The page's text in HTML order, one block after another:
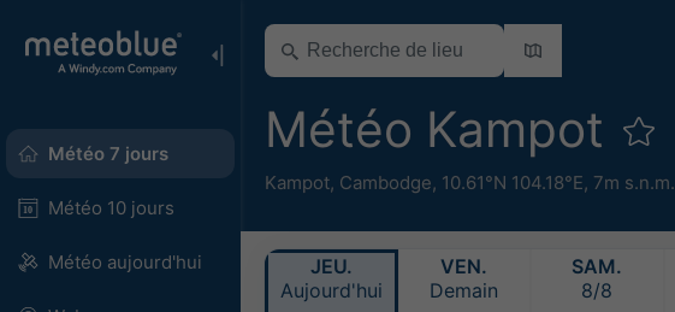
Météo 7 jours
Météo 10 jours
Météo aujourd'hui
Météo Kampot
Kampot, Cambodge, 10.61°N 104.18°E, 7m s.n.m.
JEU.
Aujourd'hui
VEN.
Demain
SAM.
8/8